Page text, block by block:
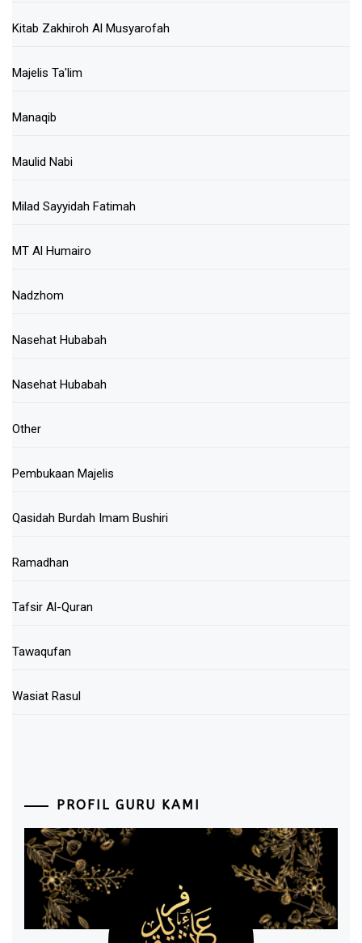
Kitab Zakhiroh Al Musyarofah
Majelis Ta'lim
Manaqib
Maulid Nabi
Milad Sayyidah Fatimah
MT Al Humairo
Nadzhom
Nasehat Hubabah
Nasehat Hubabah
Other
Pembukaan Majelis
Qasidah Burdah Imam Bushiri
Ramadhan
Tafsir Al-Quran
Tawaqufan
Wasiat Rasul
PROFIL GURU KAMI